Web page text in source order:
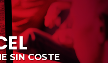
SIN COSTE